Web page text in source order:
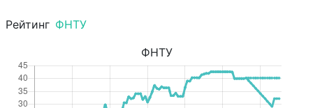
Рейтинг ФНТУ
ФНТУ